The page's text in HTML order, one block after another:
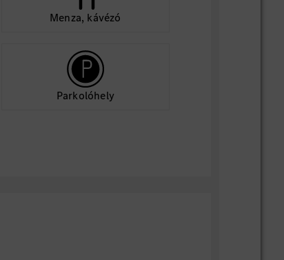
Menza, kávézó
Parkolóhely